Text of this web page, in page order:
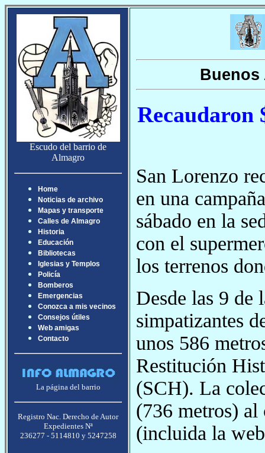
Escudo del barrio de
Almagro
Home
Noticias de archivo
Mapas y transporte
Calles de Almagro
Historia
Educación
Bibliotecas
Iglesias y Templos
Policía
Bomberos
Emergencias
Conozca a mis vecinos
Consejos útiles
Web amigas
Contacto
La página del barrio
Registro Nac. Derecho de Autor
Expedientes Nª
236277 - 5114810 y 5247258
Buenos
Recaudaron
San Lorenzo
en una
sábado en la
con el
los terrenos
Desde las 9 de
simpatizantes
unos 586
Restitución
(SCH). La
(736 metros) al
(incluida la